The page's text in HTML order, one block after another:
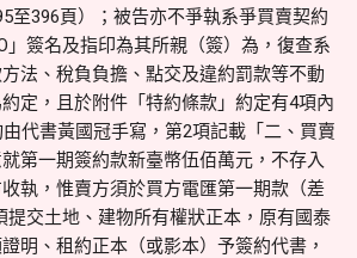
至396頁）；被告亦不爭執系爭買賣契約
」簽名及指印為其所親（簽）為，復查系
法、稅負負擔、點交及違約罰款等不動
定，且於附件「特約條款」約定有4項內
代書黃國冠手寫，第2項記載「二、買賣
第一期簽約款新臺幣伍佰萬元，不存入
執，惟賣方須於買方電匯第一期款（差
提交土地、建物所有權狀正本，原有國泰
明、租約正本（或影本）予簽約代書，